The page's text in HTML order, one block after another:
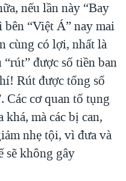
nếu lần này “Bay
“Việt Á” nay mai
cùng có lợi, nhất là
được số tiền ban
Rút được tổng số
Các cơ quan tố tụng
mà các bị can,
nhẹ tội, vì đưa và
sẽ không gây